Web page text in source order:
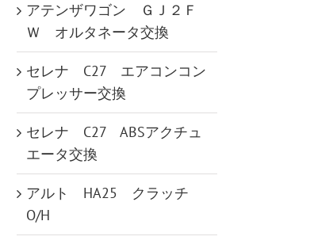
アテンザワゴン ＧＪ２Ｆ
Ｗ オルタネータ交換
セレナ C27 エアコンコン
プレッサー交換
セレナ C27 ABSアクチュ
エータ交換
アルト HA25 クラッチ
O/H